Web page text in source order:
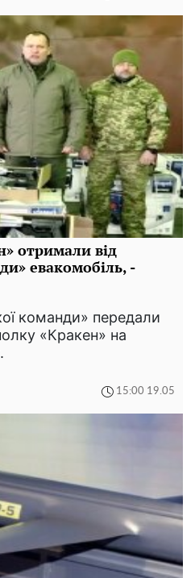
отримали від
евакомобіль, -
команди» передали
«Кракен» на
15:00 19.05